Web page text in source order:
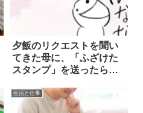
夕飯のリクエストを聞い
てきた母に、「ふざけた
スタンプ」を送ったら…
生活と仕事